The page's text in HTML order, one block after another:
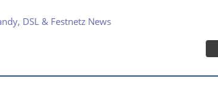
DSL & Festnetz News